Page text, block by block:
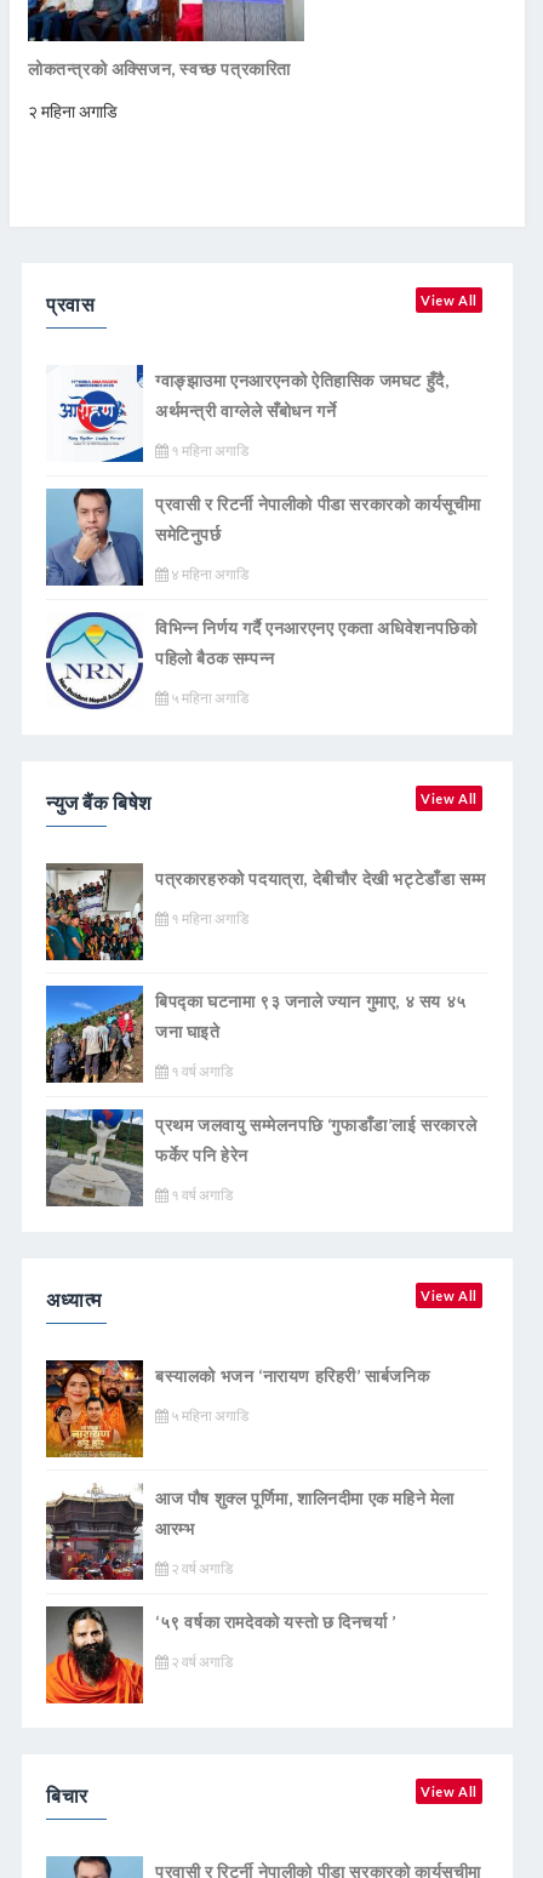
लोकतन्त्रको अक्सिजन, स्वच्छ पत्रकारिता
२ महिना अगाडि
प्रवास View All
ग्वाङ्झाउमा एनआरएनको ऐतिहासिक जमघट हुँदै,
अर्थमन्त्री वाग्लेले सँबोधन गर्ने
१ महिना अगाडि
प्रवासी र रिटर्नी नेपालीको पीडा सरकारको कार्यसूचीमा
समेटिनुपर्छ
४ महिना अगाडि
विभिन्न निर्णय गर्दै एनआरएनए एकता अधिवेशनपछिको
पहिलो बैठक सम्पन्न
५ महिना अगाडि
न्युज बैंक बिषेश View All
पत्रकारहरुको पदयात्रा, देबीचौर देखी भट्टेडाँडा सम्म
१ महिना अगाडि
बिपद्का घटनामा ९३ जनाले ज्यान गुमाए, ४ सय ४५
जना घाइते
१ वर्ष अगाडि
प्रथम जलवायु सम्मेलनपछि ‘गुफाडाँडा’लाई सरकारले
फर्केर पनि हेरेन
१ वर्ष अगाडि
अध्यात्म View All
बस्यालको भजन ‘नारायण हरिहरी’ सार्बजनिक
५ महिना अगाडि
आज पौष शुक्ल पूर्णिमा, शालिनदीमा एक महिने मेला
आरम्भ
२ वर्ष अगाडि
‘५९ वर्षका रामदेवकाे यस्ताे छ दिनचर्या ’
२ वर्ष अगाडि
बिचार View All
प्रवासी र रिटर्नी नेपालीको पीडा सरकारको कार्यसूचीमा